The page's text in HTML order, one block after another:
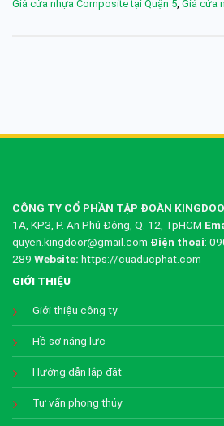
Giá cửa nhựa Composite tại Quận 5 Giá cửa
CÔNG TY CỔ PHẦN TẬP ĐOÀN
1A, KP3, P. An Phú Đông, Q. 12, TpHCM
quyen.kingdoor@gmail.com Điện thoại:
289 Website: https://cuaducphat.com
GIỚI THIỆU
Giới thiệu công ty
Hồ sơ năng lực
Hướng dẫn lắp đặt
Tư vấn phong thủy